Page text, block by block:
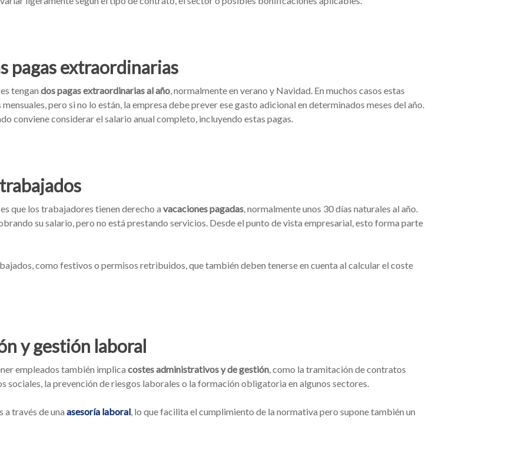
pagas extraordinarias
tengan dos pagas extraordinarias al año, normalmente en verano y Navidad. En muchos casos estas
pero si no lo están, la empresa debe prever ese gasto adicional en determinados meses del año.
conviene considerar el salario anual completo, incluyendo estas pagas.
que los trabajadores tienen derecho a vacaciones pagadas, normalmente unos 30 días naturales al año.
su salario, pero no está prestando servicios. Desde el punto de vista empresarial, esto forma parte
como festivos o permisos retribuidos, que también deben tenerse en cuenta al calcular el coste
y gestión laboral
empleados también implica costes administrativos y de gestión, como la tramitación de contratos
sociales, la prevención de riesgos laborales o la formación obligatoria en algunos sectores.
a través de una asesoría laboral, lo que facilita el cumplimiento de la normativa pero supone también un